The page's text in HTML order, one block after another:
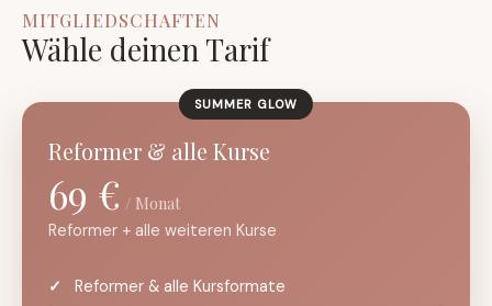
MITGLIEDSCHAFTEN
Wähle deinen Tarif
SUMMER GLOW
Reformer & alle Kurse
69 € / Monat
Reformer + alle weiteren Kurse
Reformer & alle Kursformate